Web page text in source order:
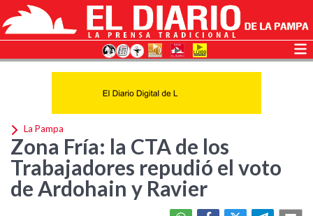
La Pampa
Zona Fría: la CTA de los
Trabajadores repudió el voto
de Ardohain y Ravier